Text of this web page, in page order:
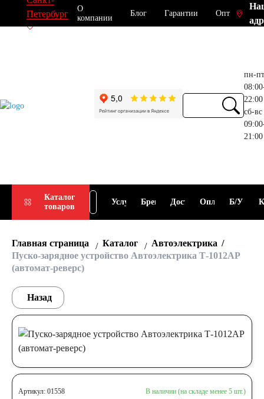
Петербург
О
компании
Блог Гарантии Опт
пн-пт
22:00
сб-вс
21:00
Каталог
товаров
Подбор
АКБ
Услуги Бренды ДоставкаОплата Б/У
Главная страница Каталог
Автоэлектрика
Пуско-зарядное устройство Автоэлектрика Т-1012АР
(автомат-реверс)
Назад
Артикул: 01558 В наличии (на складе менее 5 шт.)